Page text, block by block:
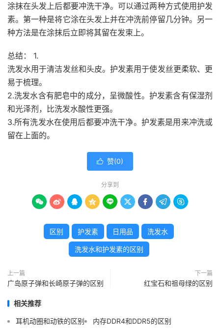
涂抹在头发上后都要冲洗干净。可以通过两种方式使用护发
素。第一种是将它涂在头发上并在冲洗前停留几分钟。另一
种方法是在涂抹后立即将其留在发束上。
总结： 1.
洗发水用于清洁发丝和头皮。护发素用于使发丝更柔软、更
易于梳理。
2.洗发水含有肥皂中的成分，呈微酸性。护发素含有保湿剂
和光泽剂，比洗发水酸性更强。
3.所有洗发水在使用后都要冲洗干净。护发素是用来冲洗或
留在上面的。
 赞(0)
分享到
        
区别 护发素 日用品 洗发水
洗发水和护发素的区别
上一篇
广岛原子弹和长崎原子弹的区别
下一篇
红宝石和祖母绿的区别
相关推荐
耳机动圈和动铁的区别 内存DDR4和DDR5的区别